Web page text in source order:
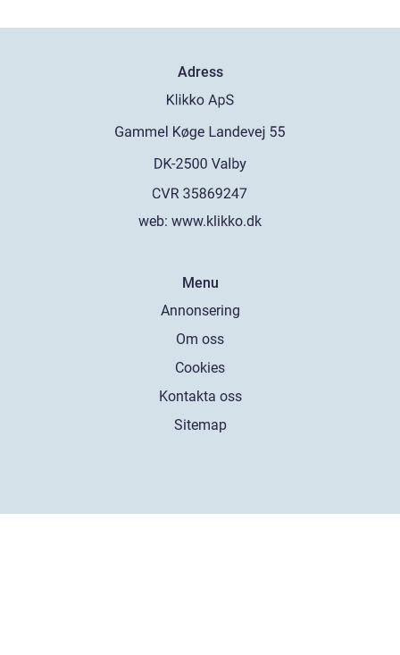
Adress
web: www.klikko.dk
Menu
Annonsering
Om oss
Cookies
Kontakta oss
Sitemap